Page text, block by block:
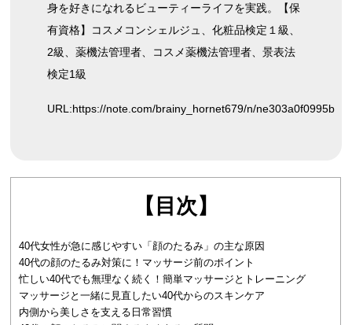
身を好きになれるビューティーライフを実践。【保
有資格】コスメコンシェルジュ、化粧品検定１級、
2級、薬機法管理者、コスメ薬機法管理者、景表法
検定1級
URL:https://note.com/brainy_hornet679/n/ne303a0f0995b
【目次】
40代女性が急に感じやすい「顔のたるみ」の主な原因
40代の顔のたるみ対策に！マッサージ前のポイント
忙しい40代でも無理なく続く！簡単マッサージとトレーニング
マッサージと一緒に見直したい40代からのスキンケア
内側から美しさを支える日常習慣